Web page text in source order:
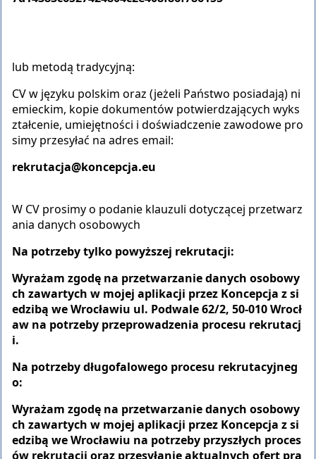
lub metodą tradycyjną:
CV w języku polskim oraz (jeżeli Państwo posiadają) ni
emieckim, kopie dokumentów potwierdzających wyks
ztałcenie, umiejętności i doświadczenie zawodowe pro
simy przesyłać na adres email:
rekrutacja@koncepcja.eu
W CV prosimy o podanie klauzuli dotyczącej przetwarz
ania danych osobowych
Na potrzeby tylko powyższej rekrutacji:
Wyrażam zgodę na przetwarzanie danych osobowy
ch zawartych w mojej aplikacji przez Koncepcja z si
edzibą we Wrocławiu ul. Podwale 62/2, 50-010 Wrocł
aw na potrzeby przeprowadzenia procesu rekrutacj
i.
Na potrzeby długofalowego procesu rekrutacyjneg
o:
Wyrażam zgodę na przetwarzanie danych osobowy
ch zawartych w mojej aplikacji przez Koncepcja z si
edzibą we Wrocławiu na potrzeby przyszłych proces
ów rekrutacji oraz przesyłanie aktualnych ofert pra